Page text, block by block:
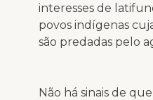
interesses de
povos indígenas
são predadas pelo
Não há sinais de